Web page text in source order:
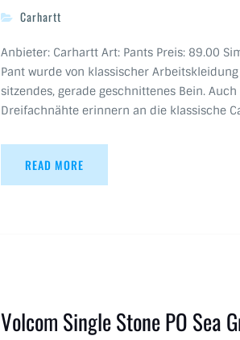
Carhartt
Anbieter: Carhartt Art: Pants Preis: 89.00
Pant wurde von klassischer
sitzendes, gerade geschnittenes Bein.
Dreifachnähte erinnern an die klassische
READ MORE
Volcom Single Stone PO Sea